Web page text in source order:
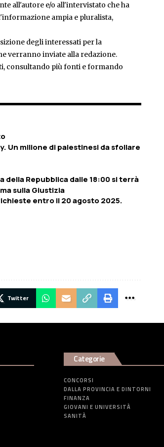
all'autore e/o all'intervistato che ha
ampia e pluralista,
degli interessati per la
verranno inviate alla redazione.
consultando più fonti e formando
Un milione di palestinesi da sfollare
della Repubblica dalle 18:00 si terrà
sulla Giustizia
entro il 20 agosto 2025.
Twitter
Categorie
CONCORSI
DALLA PROVINCIA E DINTORNI
FINANZA
GIOVANI E UNIVERSITÀ
SANITÀ